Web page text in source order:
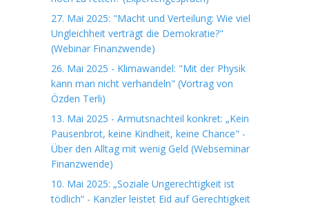
27. Mai 2025: "Macht und Verteilung: Wie viel
Ungleichheit verträgt die Demokratie?"
(Webinar Finanzwende)
26. Mai 2025 - Klimawandel: "Mit der Physik
kann man nicht verhandeln" (Vortrag von
Özden Terli)
13. Mai 2025 - Armutsnachteil konkret: „Kein
Pausenbrot, keine Kindheit, keine Chance" -
Über den Alltag mit wenig Geld (Webseminar
Finanzwende)
10. Mai 2025: „Soziale Ungerechtigkeit ist
tödlich“ - Kanzler leistet Eid auf Gerechtigkeit